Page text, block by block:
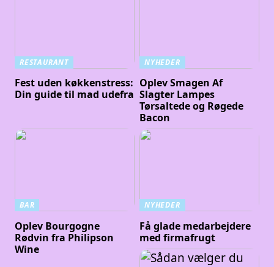
RESTAURANT
Fest uden køkkenstress:
Din guide til mad udefra
NYHEDER
Oplev Smagen Af
Slagter Lampes
Tørsaltede og Røgede
Bacon
BAR
Oplev Bourgogne
Rødvin fra Philipson
Wine
NYHEDER
Få glade medarbejdere
med firmafrugt